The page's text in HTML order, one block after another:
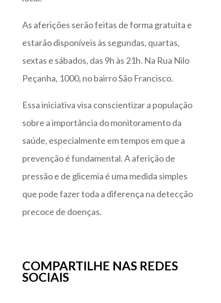
As aferições serão feitas de forma gratuita e
estarão disponíveis às segundas, quartas,
sextas e sábados, das 9h às 21h. Na Rua Nilo
Peçanha, 1000, no bairro São Francisco.
Essa iniciativa visa conscientizar a população
sobre a importância do monitoramento da
saúde, especialmente em tempos em que a
prevenção é fundamental. A aferição de
pressão e de glicemia é uma medida simples
que pode fazer toda a diferença na detecção
precoce de doenças.
COMPARTILHE NAS REDES
SOCIAIS